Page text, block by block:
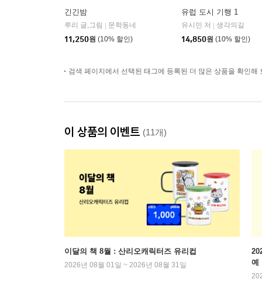
긴긴밤
루리 글,그림
문학동네
11,250원 (10% 할인)
유럽 도시 기행 1
유시민 저
생각의길
14,850원 (10% 할인)
검색 페이지에서 선택된 태그에 등록된 더 많은 상품을 확인해
이 상품의 이벤트 (11개)
이달의 책 8월 : 산리오캐릭터즈 유리컵
2026년 08월 01일 ~ 2026년 08월 31일
예